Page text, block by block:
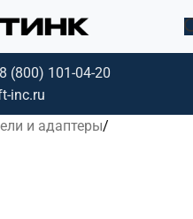
8 (800) 101-04-20
inc.ru
и адаптеры